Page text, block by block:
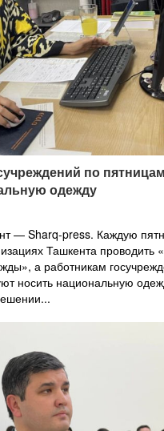
по пятницам
одежду
— Sharq-press. Каждую
Ташкента проводить
а работникам
носить национальную